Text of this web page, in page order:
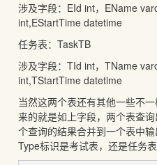
涉及字段：EId int，EName
int,EStartTime datetime
任务表：TaskTB
涉及字段：TId int，TName
int,TStartTime datetime
当然这两个表还有其他一些不
来的就是如上字段，两个表查
个查询的结果合并到一个表中
Type标识是考试表，还是任务